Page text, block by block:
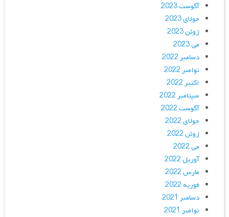
آگوست 2023
جولای 2023
ژوئن 2023
می 2023
دسامبر 2022
نوامبر 2022
اکتبر 2022
سپتامبر 2022
آگوست 2022
جولای 2022
ژوئن 2022
می 2022
آوریل 2022
مارس 2022
فوریه 2022
دسامبر 2021
نوامبر 2021